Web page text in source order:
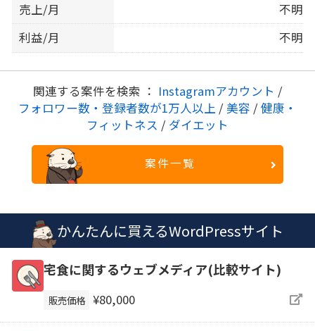
売上/月
不明
利益/月
不明
関連する案件を検索 ： Instagramアカウント /
フォロワー数・登録者数が1万人以上 / 美容 / 健康・
フィットネス / ダイエット
案件一覧
かんたんに買えるWordPressサイト
宅食に関するウェブメディア(比較サイト)
販売価格 ¥80,000